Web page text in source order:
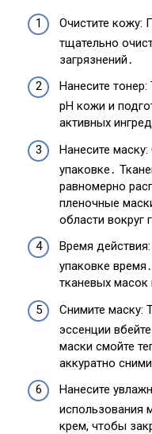
Очистите кожу:
тщательно
загрязнений․
Нанесите
pH кожи и
активных
Нанесите
упаковке․
равномерно
пленочные
области вокруг
Время
упаковке
тканевых масок
Снимите маску:
эссенции
маски смойте
аккуратно
Нанесите
использования
крем, чтобы